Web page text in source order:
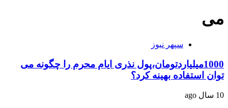
می
سپهر نیوز
1000میلیاردتومان،پول نذری ایام محرم را چگونه می
توان استفاده بهینه کرد؟
10 سال ago